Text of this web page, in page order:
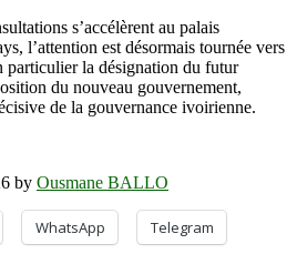
s’accélèrent au palais
l’attention est désormais tournée vers
particulier la désignation du futur
du nouveau gouvernement,
de la gouvernance ivoirienne.
by Ousmane BALLO
WhatsApp Telegram